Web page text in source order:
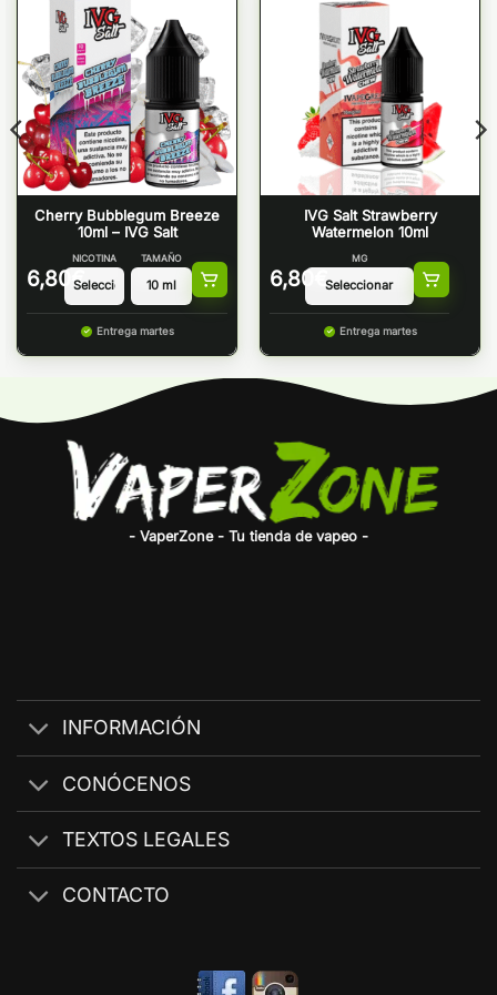
Cherry Bubblegum Breeze
10ml – IVG Salt
6,80 €
NICOTINA TAMAÑO
Entrega martes
IVG Salt Strawberry
Watermelon 10ml
6,80 €
MG
Entrega martes
- VaperZone - Tu tienda de vapeo -
INFORMACIÓN
CONÓCENOS
TEXTOS LEGALES
CONTACTO